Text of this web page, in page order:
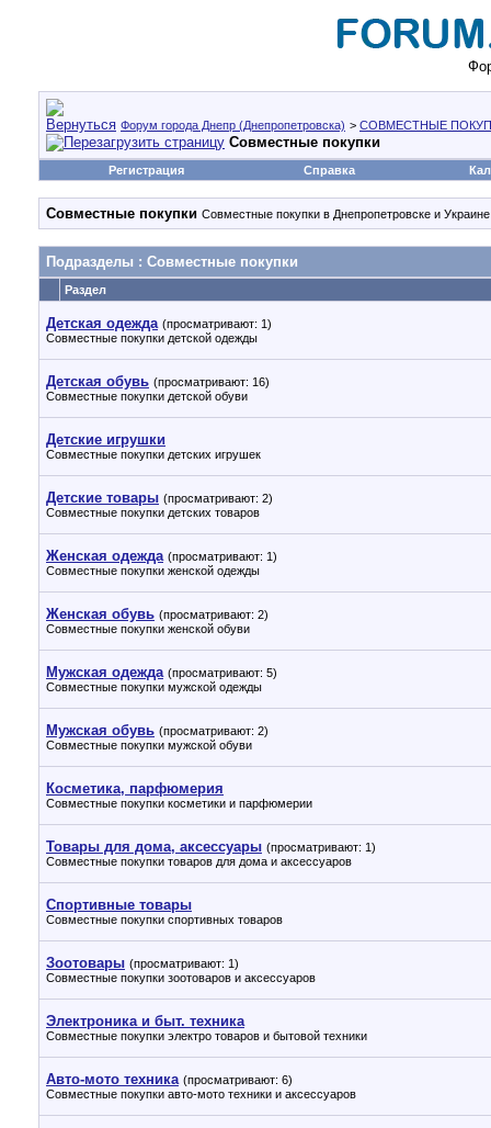
Форум города Днепр (Днепропетровска) > СОВМЕСТНЫЕ
Совместные покупки
Регистрация Справка
Совместные покупки Совместные покупки в Днепропетровске и
Подразделы : Совместные покупки
Раздел
Детская одежда (просматривают: 1)
Совместные покупки детской одежды
Детская обувь (просматривают: 16)
Совместные покупки детской обуви
Детские игрушки
Совместные покупки детских игрушек
Детские товары (просматривают: 2)
Совместные покупки детских товаров
Женская одежда (просматривают: 1)
Совместные покупки женской одежды
Женская обувь (просматривают: 2)
Совместные покупки женской обуви
Мужская одежда (просматривают: 5)
Совместные покупки мужской одежды
Мужская обувь (просматривают: 2)
Совместные покупки мужской обуви
Косметика, парфюмерия
Совместные покупки косметики и парфюмерии
Товары для дома, аксессуары (просматривают: 1)
Совместные покупки товаров для дома и аксессуаров
Спортивные товары
Совместные покупки спортивных товаров
Зоотовары (просматривают: 1)
Совместные покупки зоотоваров и аксессуаров
Электроника и быт. техника
Совместные покупки электро товаров и бытовой техники
Авто-мото техника (просматривают: 6)
Совместные покупки авто-мото техники и аксессуаров